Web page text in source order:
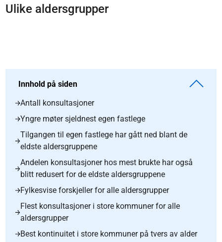
Ulike aldersgrupper
Innhold på siden
Antall konsultasjoner
Yngre møter sjeldnest egen fastlege
Tilgangen til egen fastlege har gått ned blant de
eldste aldersgruppene
Andelen konsultasjoner hos mest brukte har også
blitt redusert for de eldste aldersgruppene
Fylkesvise forskjeller for alle aldersgrupper
Flest konsultasjoner i store kommuner for alle
aldersgrupper
Best kontinuitet i store kommuner på tvers av alder